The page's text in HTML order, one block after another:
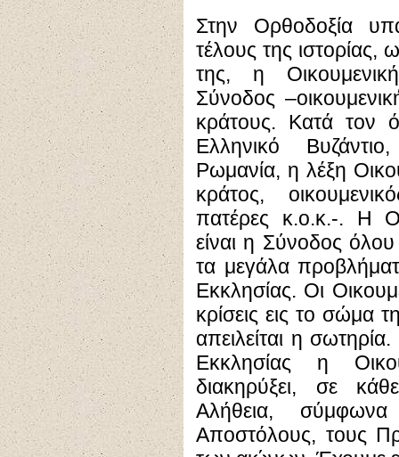
Στην Ορθοδοξία
τέλους της ιστορίας,
της, η
Σύνοδος
κράτους. Κατά τον
Ελληνικό
Ρωμανία, η λέξη
κράτος,
πατέρες κ.ο.κ.-. Η
είναι η Σύνοδος όλου
τα μεγάλα
Εκκλησίας. Οι
κρίσεις εις το σώμα
απειλείται η
Εκκλησίας η
διακηρύξει, σε
Αλήθεια,
Αποστόλους, τους